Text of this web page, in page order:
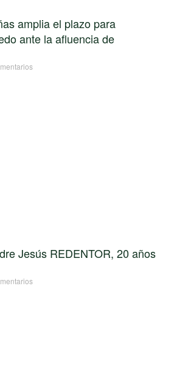
amplia el plazo para
ante la afluencia de
Jesús REDENTOR, 20 años